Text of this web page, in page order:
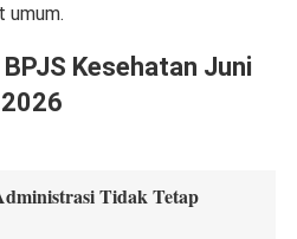
umum.
Kesehatan Juni
2026
Tidak Tetap